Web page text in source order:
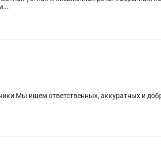
Мы ищем ответственных, аккуратных и